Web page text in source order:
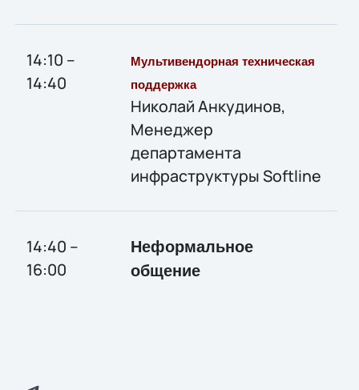
14:10 –
14:40
Мультивендорная техническая
поддержка
Николай Анкудинов,
Менеджер
департамента
инфраструктуры Softline
14:40 –
16:00
Неформальное
общение